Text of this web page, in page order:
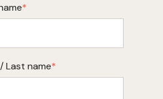
*
Last name*